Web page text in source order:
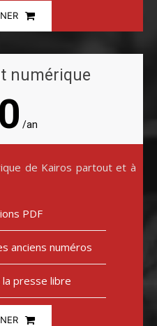
numérique
/an
de Kairos partout et à
PDF
anciens numéros
presse libre